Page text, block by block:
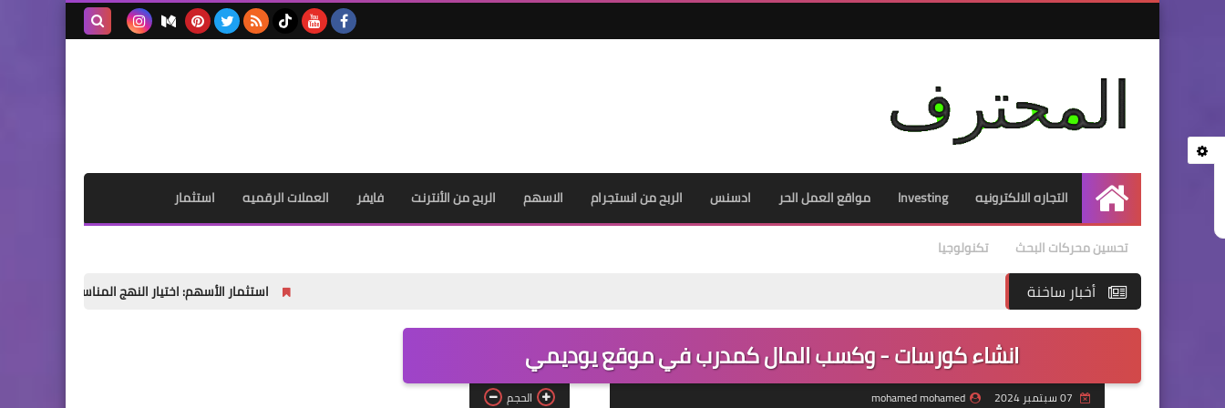
الرئيسية
التجاره الالكترونيه Investing مواقع العمل الحر ادسنس الربح من انستجرام الاسهم الربح من الأنترنت فايفر العملات الرقميه استثمار
تحسين محركات البحث تكنولوجيا
أخبار ساخنة استثمار الأسهم: اختيار النهج المناسب لنجاح مالي مستدام
انشاء كورسات - وكسب المال كمدرب في موقع يوديمي
mohamed mohamed الحجم